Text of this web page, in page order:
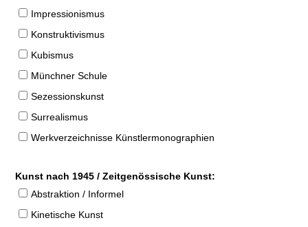
Impressionismus
Konstruktivismus
Kubismus
Münchner Schule
Sezessionskunst
Surrealismus
Werkverzeichnisse Künstlermonographien
Kunst nach 1945 / Zeitgenössische Kunst:
Abstraktion / Informel
Kinetische Kunst